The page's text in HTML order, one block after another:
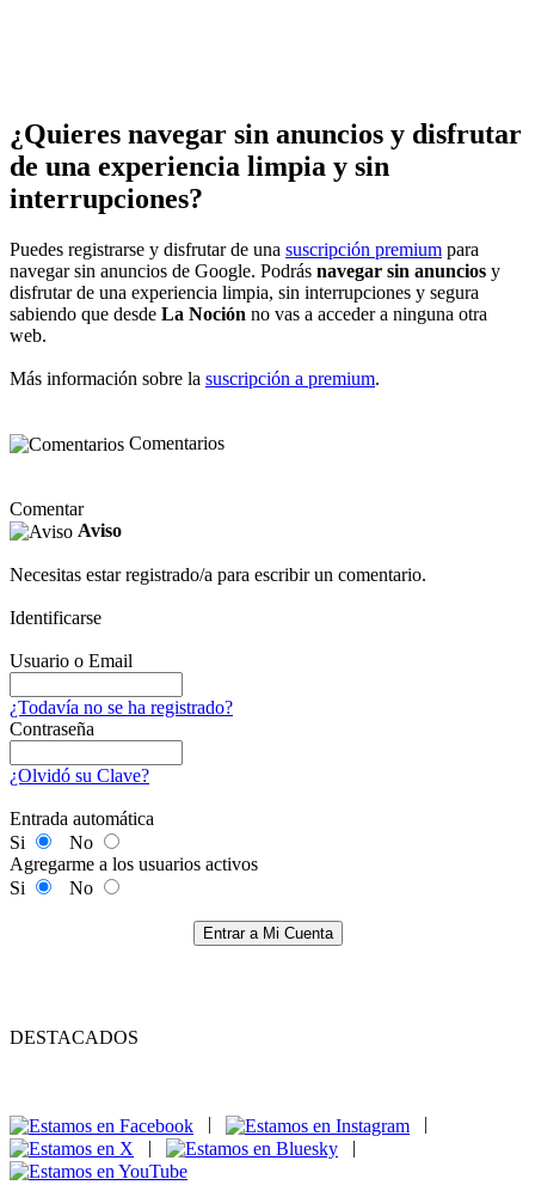
¿Quieres navegar sin anuncios y disfrutar
de una experiencia limpia y sin
interrupciones?
Puedes registrarse y disfrutar de una suscripción premium para
navegar sin anuncios de Google. Podrás navegar sin anuncios y
disfrutar de una experiencia limpia, sin interrupciones y segura
sabiendo que desde La Noción no vas a acceder a ninguna otra
web.
Más información sobre la suscripción a premium.
Comentarios
Comentar
Aviso
Necesitas estar registrado/a para escribir un comentario.
Identificarse
Usuario o Email
¿Todavía no se ha registrado?
Contraseña
¿Olvidó su Clave?
Entrada automática
Si
No
Agregarme a los usuarios activos
Si
No
Entrar a Mi Cuenta
DESTACADOS
|
|